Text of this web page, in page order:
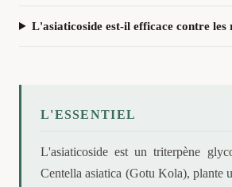
L'asiaticoside est-il efficace contre les
L'ESSENTIEL
L'asiaticoside est un triterpène
Centella asiatica (Gotu Kola), plante